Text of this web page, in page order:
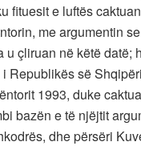
fituesit e luftës
me argumentin
u çliruan në këtë datë;
Republikës së
1993, duke
bazën e të njëjtit
dhe përsëri